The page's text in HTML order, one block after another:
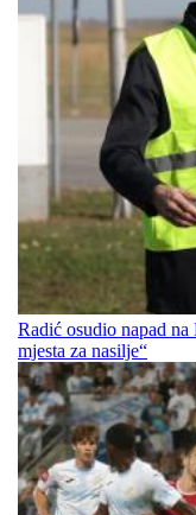
Radić osudio napad
mjesta za nasilje“